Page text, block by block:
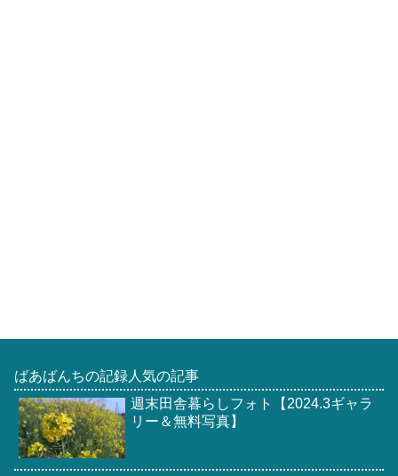
ばあばんちの記録人気の記事
週末田舎暮らしフォト【2024.3ギャラ
リー＆無料写真】